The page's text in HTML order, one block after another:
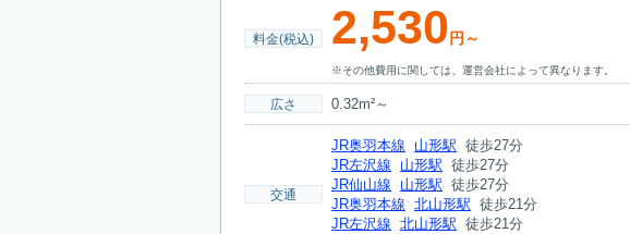
料金(税込) 2,530 円～
※その他費用に関しては、運営会社によって異なります。
広さ 0.32m²～
交通
JR奥羽本線 山形駅 徒歩27分
JR左沢線
山形駅 徒歩27分
JR仙山線
山形駅 徒歩27分
JR奥羽本線 北山形駅 徒歩21分
JR左沢線 北山形駅 徒歩21分